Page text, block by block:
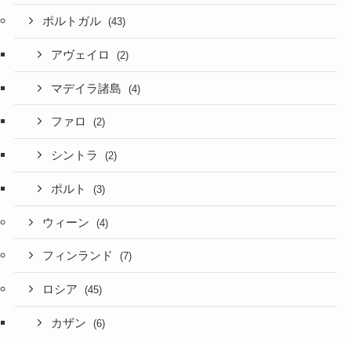
ポルトガル (43)
アヴェイロ (2)
マデイラ諸島 (4)
ファロ (2)
シントラ (2)
ポルト (3)
ウィーン (4)
フィンランド (7)
ロシア (45)
カザン (6)